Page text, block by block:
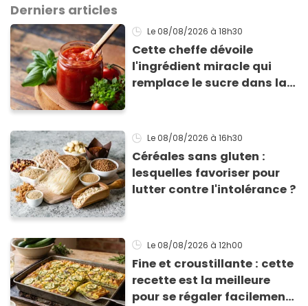
Derniers articles
Le 08/08/2026 à 18h30
Cette cheffe dévoile
l'ingrédient miracle qui
remplace le sucre dans la
Le 08/08/2026 à 16h30
Céréales sans gluten :
lesquelles favoriser pour
lutter contre l'intolérance ?
Le 08/08/2026 à 12h00
Fine et croustillante : cette
recette est la meilleure
pour se régaler facilement